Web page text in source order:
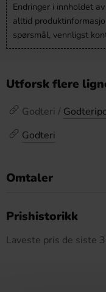
Endringer i innholdet
alltid
spørsmål, vennligst
Utforsk flere
Godteri /
Godteri
Omtaler
Prishistorikk
Laveste pris de siste